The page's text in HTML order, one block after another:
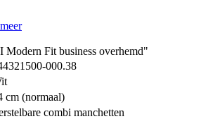
meer
Fit business overhemd"
000.38
cm (normaal)
combi manchetten